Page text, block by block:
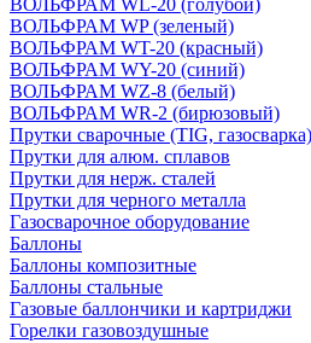
ВОЛЬФРАМ WL-20 (голубой)
ВОЛЬФРАМ WP (зеленый)
ВОЛЬФРАМ WT-20 (красный)
ВОЛЬФРАМ WY-20 (синий)
ВОЛЬФРАМ WZ-8 (белый)
ВОЛЬФРАМ WR-2 (бирюзовый)
Прутки сварочные (TIG, газосварка)
Прутки для алюм. сплавов
Прутки для нерж. сталей
Прутки для черного металла
Газосварочное оборудование
Баллоны
Баллоны композитные
Баллоны стальные
Газовые баллончики и картриджи
Горелки газовоздушные